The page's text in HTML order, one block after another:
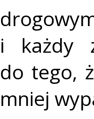
i każdy
do tego,
mniej